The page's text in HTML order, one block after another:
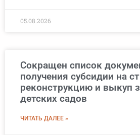
05.08.2026
Сокращен список
получения субсидии на
реконструкцию и выкуп
детских садов
ЧИТАТЬ ДАЛЕЕ »